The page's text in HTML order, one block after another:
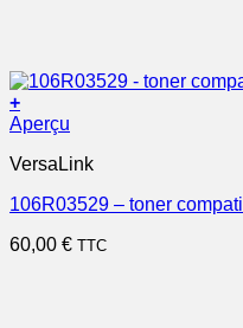
+
Aperçu
VersaLink
106R03529 – toner
60,00 € TTC